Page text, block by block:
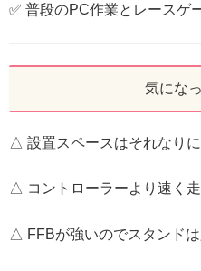
✅ 普段のPC作業とレースゲ
気にな
△ 設置スペースはそれなり
△ コントローラーより速く
△ FFBが強いのでスタンド